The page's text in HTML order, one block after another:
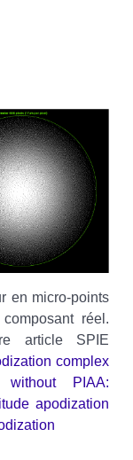
en micro-points
réel.
article SPIE
complex
without PIAA:
apodization